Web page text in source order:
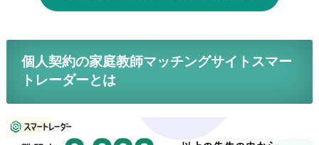
個人契約の家庭教師マッチングサイトスマー
トレーダーとは